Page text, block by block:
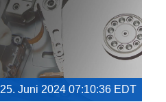
25. Juni 2024 07:10:36 EDT